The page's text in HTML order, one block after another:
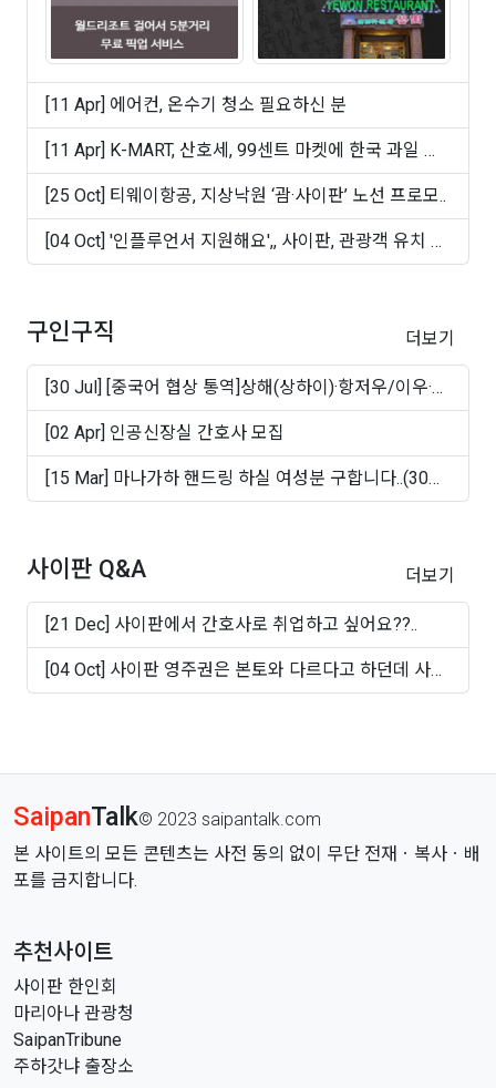
[11 Apr] 에어컨, 온수기 청소 필요하신 분
[11 Apr] K-MART, 산호세, 99센트 마켓에 한국 과일 및
빵 ..
[25 Oct] 티웨이항공, 지상낙원 ‘괌·사이판’ 노선 프로모..
[04 Oct] '인플루언서 지원해요',, 사이판, 관광객 유치 마
케..
구인구직 더보기
[30 Jul] [중국어 협상 통역]상해(상하이)·항저우/이우·
쑤..
[02 Apr] 인공신장실 간호사 모집
[15 Mar] 마나가하 핸드링 하실 여성분 구합니다..(30대
~50십..
사이판 Q&A 더보기
[21 Dec] 사이판에서 간호사로 취업하고 싶어요??..
[04 Oct] 사이판 영주권은 본토와 다르다고 하던데 사실
인가..
SaipanTalk© 2023 saipantalk.com
본 사이트의 모든 콘텐츠는 사전 동의 없이 무단 전재ㆍ복사ㆍ배
포를 금지합니다.
추천사이트
사이판 한인회
마리아나 관광청
SaipanTribune
주하갓냐 출장소